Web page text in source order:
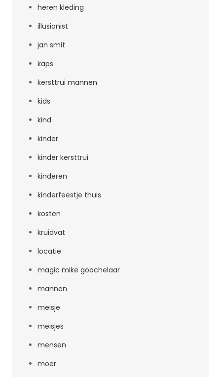
heren kleding
illusionist
jan smit
kaps
kersttrui mannen
kids
kind
kinder
kinder kersttrui
kinderen
kinderfeestje thuis
kosten
kruidvat
locatie
magic mike goochelaar
mannen
meisje
meisjes
mensen
moer